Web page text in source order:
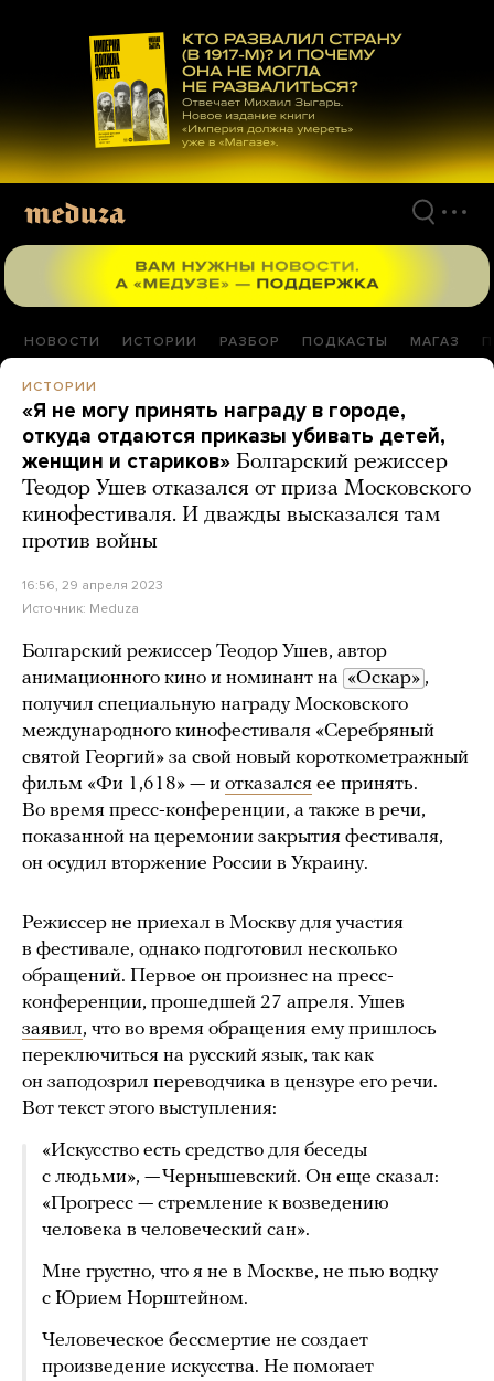
материалам
НОВОСТИ ИСТОРИИ РАЗБОР ПОДКАСТЫ МАГАЗ
ИСТОРИИ
«Я не могу принять награду в городе,
откуда отдаются приказы убивать детей,
женщин и стариков» Болгарский режиссер
Теодор Ушев отказался от приза Московского
кинофестиваля. И дважды высказался там
против войны
16:56, 29 апреля 2023
Источник: Meduza
Болгарский режиссер Теодор Ушев, автор
анимационного кино и номинант на «Оскар» ,
получил специальную награду Московского
международного кинофестиваля «Серебряный
святой Георгий» за свой новый короткометражный
фильм «Фи 1,618» — и отказался ее принять.
Во время пресс-конференции, а также в речи,
показанной на церемонии закрытия фестиваля,
он осудил вторжение России в Украину.
Режиссер не приехал в Москву для участия
в фестивале, однако подготовил несколько
обращений. Первое он произнес на пресс-
конференции, прошедшей 27 апреля. Ушев
заявил, что во время обращения ему пришлось
переключиться на русский язык, так как
он заподозрил переводчика в цензуре его речи.
Вот текст этого выступления:
«Искусство есть средство для беседы
с людьми», — Чернышевский. Он еще сказал:
«Прогресс — стремление к возведению
человека в человеческий сан».
Мне грустно, что я не в Москве, не пью водку
с Юрием Норштейном.
Человеческое бессмертие не создает
произведение искусства. Не помогает